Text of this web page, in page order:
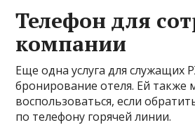
Телефон для
компании
Еще одна услуга для служащих
бронирование отеля. Ей также
воспользоваться, если
по телефону горячей линии.